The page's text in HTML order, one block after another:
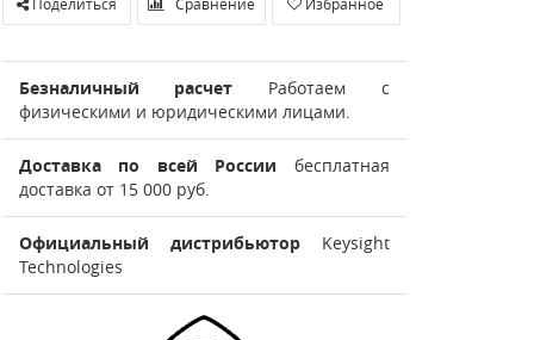
Безналичный расчет Работаем с
физическими и юридическими лицами.
Доставка по всей России бесплатная
доставка от 15 000 руб.
Официальный дистрибьюторKeysight
Technologies